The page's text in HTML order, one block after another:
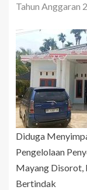
Tahun Anggaran
Diduga
Pengelolaan
Mayang Disorot,
Bertindak